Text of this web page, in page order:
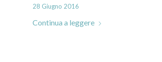
28 Giugno 2016
Continua a leggere